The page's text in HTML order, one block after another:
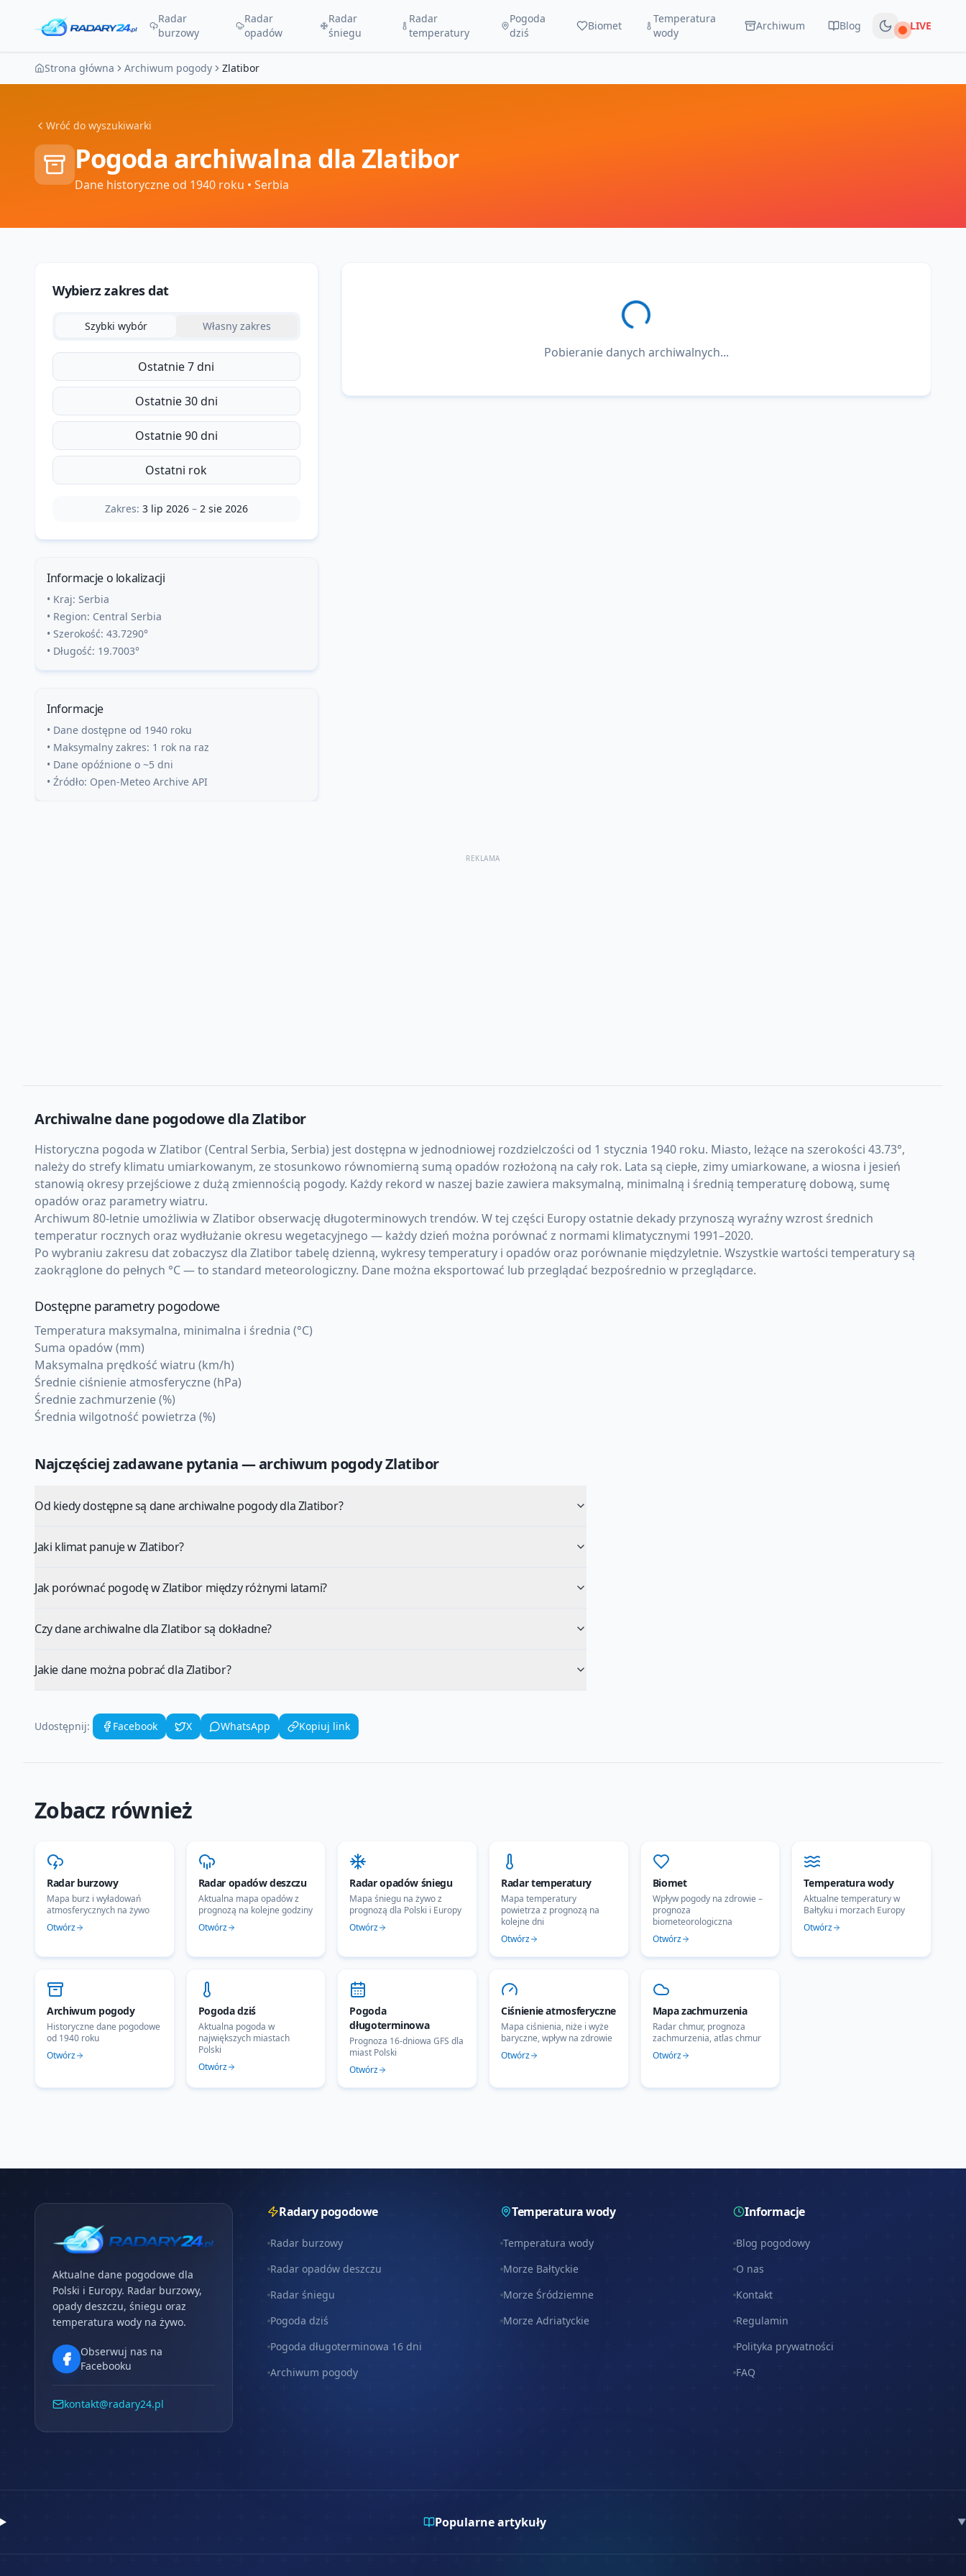
Radar
burzowy
Radar
opadów
Radar
śniegu
Radar
temperatury
Pogoda
dziś
Biomet
Temperatura
wody
Archiwum Blog Na żywo
LIVE
Strona główna Archiwum pogody Zlatibor
Wróć do wyszukiwarki
Pogoda archiwalna dlaZlatibor
Dane historyczne od 1940 roku • Serbia
Wybierz zakres dat
Szybki wybór Własny zakres
Ostatnie 7 dni
Ostatnie 30 dni
Ostatnie 90 dni
Ostatni rok
Zakres: 3 lip 2026– 2 sie 2026
Informacje o lokalizacji
• Kraj: Serbia
• Region: Central Serbia
• Szerokość: 43.7290°
• Długość: 19.7003°
Informacje
• Dane dostępne od 1940 roku
• Maksymalny zakres: 1 rok na raz
• Dane opóźnione o ~5 dni
• Źródło: Open-Meteo Archive API
Pobieranie danych archiwalnych...
REKLAMA
Archiwalne dane pogodowe dlaZlatibor
Historyczna pogoda w Zlatibor (Central Serbia, Serbia) jest dostępna w jednodniowej rozdzielczości od 1 stycznia 1940 roku. Miasto, leżące na szerokości 43.73°,
należy do strefy klimatu umiarkowanym, ze stosunkowo równomierną sumą opadów rozłożoną na cały rok. Lata są ciepłe, zimy umiarkowane, a wiosna i jesień
stanowią okresy przejściowe z dużą zmiennością pogody. Każdy rekord w naszej bazie zawiera maksymalną, minimalną i średnią temperaturę dobową, sumę
opadów oraz parametry wiatru.
Archiwum 80-letnie umożliwia w Zlatibor obserwację długoterminowych trendów. W tej części Europy ostatnie dekady przynoszą wyraźny wzrost średnich
temperatur rocznych oraz wydłużanie okresu wegetacyjnego — każdy dzień można porównać z normami klimatycznymi 1991–2020.
Po wybraniu zakresu dat zobaczysz dla Zlatibor tabelę dzienną, wykresy temperatury i opadów oraz porównanie międzyletnie. Wszystkie wartości temperatury są
zaokrąglone do pełnych °C — to standard meteorologiczny. Dane można eksportować lub przeglądać bezpośrednio w przeglądarce.
Dostępne parametry pogodowe
Temperatura maksymalna, minimalna i średnia (°C)
Suma opadów (mm)
Maksymalna prędkość wiatru (km/h)
Średnie ciśnienie atmosferyczne (hPa)
Średnie zachmurzenie (%)
Średnia wilgotność powietrza (%)
Najczęściej zadawane pytania — archiwum pogodyZlatibor
Od kiedy dostępne są dane archiwalne pogody dla Zlatibor?
Jaki klimat panuje w Zlatibor?
Jak porównać pogodę w Zlatibor między różnymi latami?
Czy dane archiwalne dla Zlatibor są dokładne?
Jakie dane można pobrać dla Zlatibor?
Udostępnij: Facebook X WhatsApp Kopiuj link
Zobacz również
Radar burzowy
Mapa burz i wyładowań
atmosferycznych na żywo
Otwórz
Radar opadów deszczu
Aktualna mapa opadów z
prognozą na kolejne godziny
Otwórz
Radar opadów śniegu
Mapa śniegu na żywo z
prognozą dla Polski i Europy
Otwórz
Radar temperatury
Mapa temperatury
powietrza z prognozą na
kolejne dni
Otwórz
Biomet
Wpływ pogody na zdrowie –
prognoza
biometeorologiczna
Otwórz
Temperatura wody
Aktualne temperatury w
Bałtyku i morzach Europy
Otwórz
Archiwum pogody
Historyczne dane pogodowe
od 1940 roku
Otwórz
Pogoda dziś
Aktualna pogoda w
największych miastach
Polski
Otwórz
Pogoda
długoterminowa
Prognoza 16-dniowa GFS dla
miast Polski
Otwórz
Ciśnienie atmosferyczne
Mapa ciśnienia, niże i wyże
baryczne, wpływ na zdrowie
Otwórz
Mapa zachmurzenia
Radar chmur, prognoza
zachmurzenia, atlas chmur
Otwórz
Aktualne dane pogodowe dla
Polski i Europy. Radar burzowy,
opady deszczu, śniegu oraz
temperatura wody na żywo.
Obserwuj nas na
Facebooku
kontakt@radary24.pl
Radary pogodowe
Radar burzowy
Radar opadów deszczu
Radar śniegu
Pogoda dziś
Pogoda długoterminowa 16 dni
Archiwum pogody
Temperatura wody
Temperatura wody
Morze Bałtyckie
Morze Śródziemne
Morze Adriatyckie
Informacje
Blog pogodowy
O nas
Kontakt
Regulamin
Polityka prywatności
FAQ
Popularne artykuły ▼